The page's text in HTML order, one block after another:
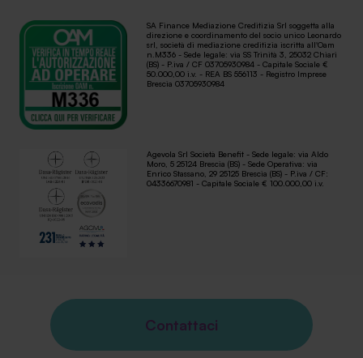
SA Finance Mediazione Creditizia Srl soggetta alla
direzione e coordinamento del socio unico Leonardo
srl, società di mediazione creditizia iscritta all'Oam
n.M336 - Sede legale: via SS Trinità 3, 25032 Chiari
(BS) - P.iva / CF 03705930984 - Capitale Sociale €
50.000,00 i.v. - REA BS 556113 - Registro Imprese
Brescia 03705930984
Agevola Srl Società Benefit - Sede legale: via Aldo
Moro, 5 25124 Brescia (BS) - Sede Operativa: via
Enrico Stassano, 29 25125 Brescia (BS) - P.iva / CF:
04336670981 - Capitale Sociale € 100.000,00 i.v.
Contattaci